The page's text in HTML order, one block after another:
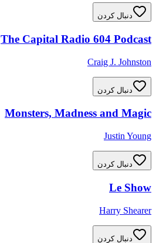
دنبال کردن
The Capital Radio 604 Podcast
Craig J. Johnston
دنبال کردن
Monsters, Madness and Magic
Justin Young
دنبال کردن
Le Show
Harry Shearer
دنبال کردن